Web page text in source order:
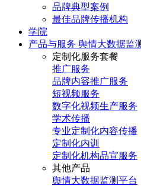
品牌典型案例
最佳品牌传播机构
学院
产品与服务 舆情大数据监
定制化服务套餐
推广服务
品牌内容推广服务
短视频服务
数字化视频生产服务
学术传播
专业定制化内容传播
定制化内训
定制化机构品宣服务
其他产品
舆情大数据监测平台